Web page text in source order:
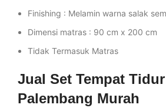
Finishing : Melamin warna salak
Dimensi matras : 90 cm x 200 cm
Tidak Termasuk Matras
Jual Set Tempat
Palembang Murah